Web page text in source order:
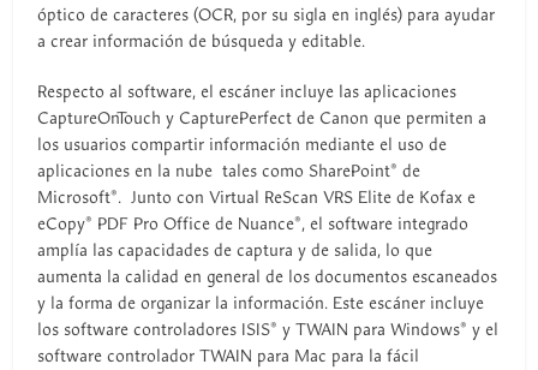
óptico de caracteres (OCR, por su sigla en inglés) para ayudar
a crear información de búsqueda y editable.
Respecto al software, el escáner incluye las aplicaciones
CaptureOnTouch y CapturePerfect de Canon que permiten a
los usuarios compartir información mediante el uso de
aplicaciones en la nube tales como SharePoint® de
Microsoft®. Junto con Virtual ReScan VRS Elite de Kofax e
eCopy® PDF Pro Office de Nuance®, el software integrado
amplía las capacidades de captura y de salida, lo que
aumenta la calidad en general de los documentos escaneados
y la forma de organizar la información. Este escáner incluye
los software controladores ISIS® y TWAIN para Windows® y el
software controlador TWAIN para Mac para la fácil